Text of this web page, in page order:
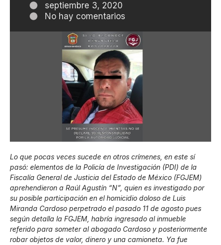
septiembre 3, 2020
No hay comentarios
Lo que pocas veces sucede en otros crímenes, en este sí
pasó: elementos de la Policía de Investigación (PDI) de la
Fiscalía General de Justicia del Estado de México (FGJEM)
aprehendieron a Raúl Agustín “N”, quien es investigado por
su posible participación en el homicidio doloso de Luis
Miranda Cardoso perpetrado el pasado 11 de agosto pues
según detalla la FGJEM, habría ingresado al inmueble
referido para someter al abogado Cardoso y posteriormente
robar objetos de valor, dinero y una camioneta. Ya fue